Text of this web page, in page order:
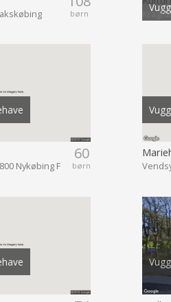
børn
60
børn
Nykøbing F